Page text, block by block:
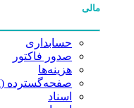
مالی
حسابداری
صدور فاکتور
هزینه‌ها
صفحه‌گسترده (BI)
اسناد